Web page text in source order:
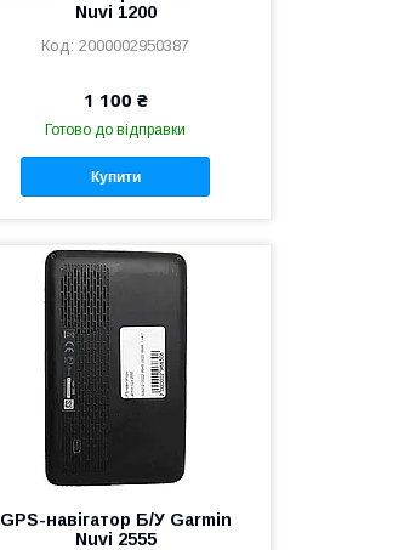
Nuvi 1200
2000002950387
1 100 ₴
Готово до відправки
Купити
GPS-навігатор Б/У Garmin
Nuvi 2555